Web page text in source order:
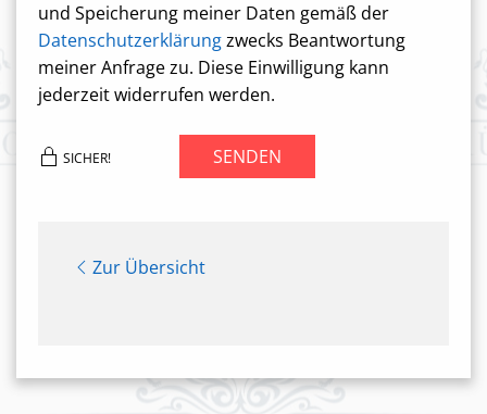
und Speicherung meiner Daten gemäß der
Datenschutzerklärungzwecks Beantwortung
meiner Anfrage zu. Diese Einwilligung kann
jederzeit widerrufen werden.
SICHER! SENDEN
Zur Übersicht